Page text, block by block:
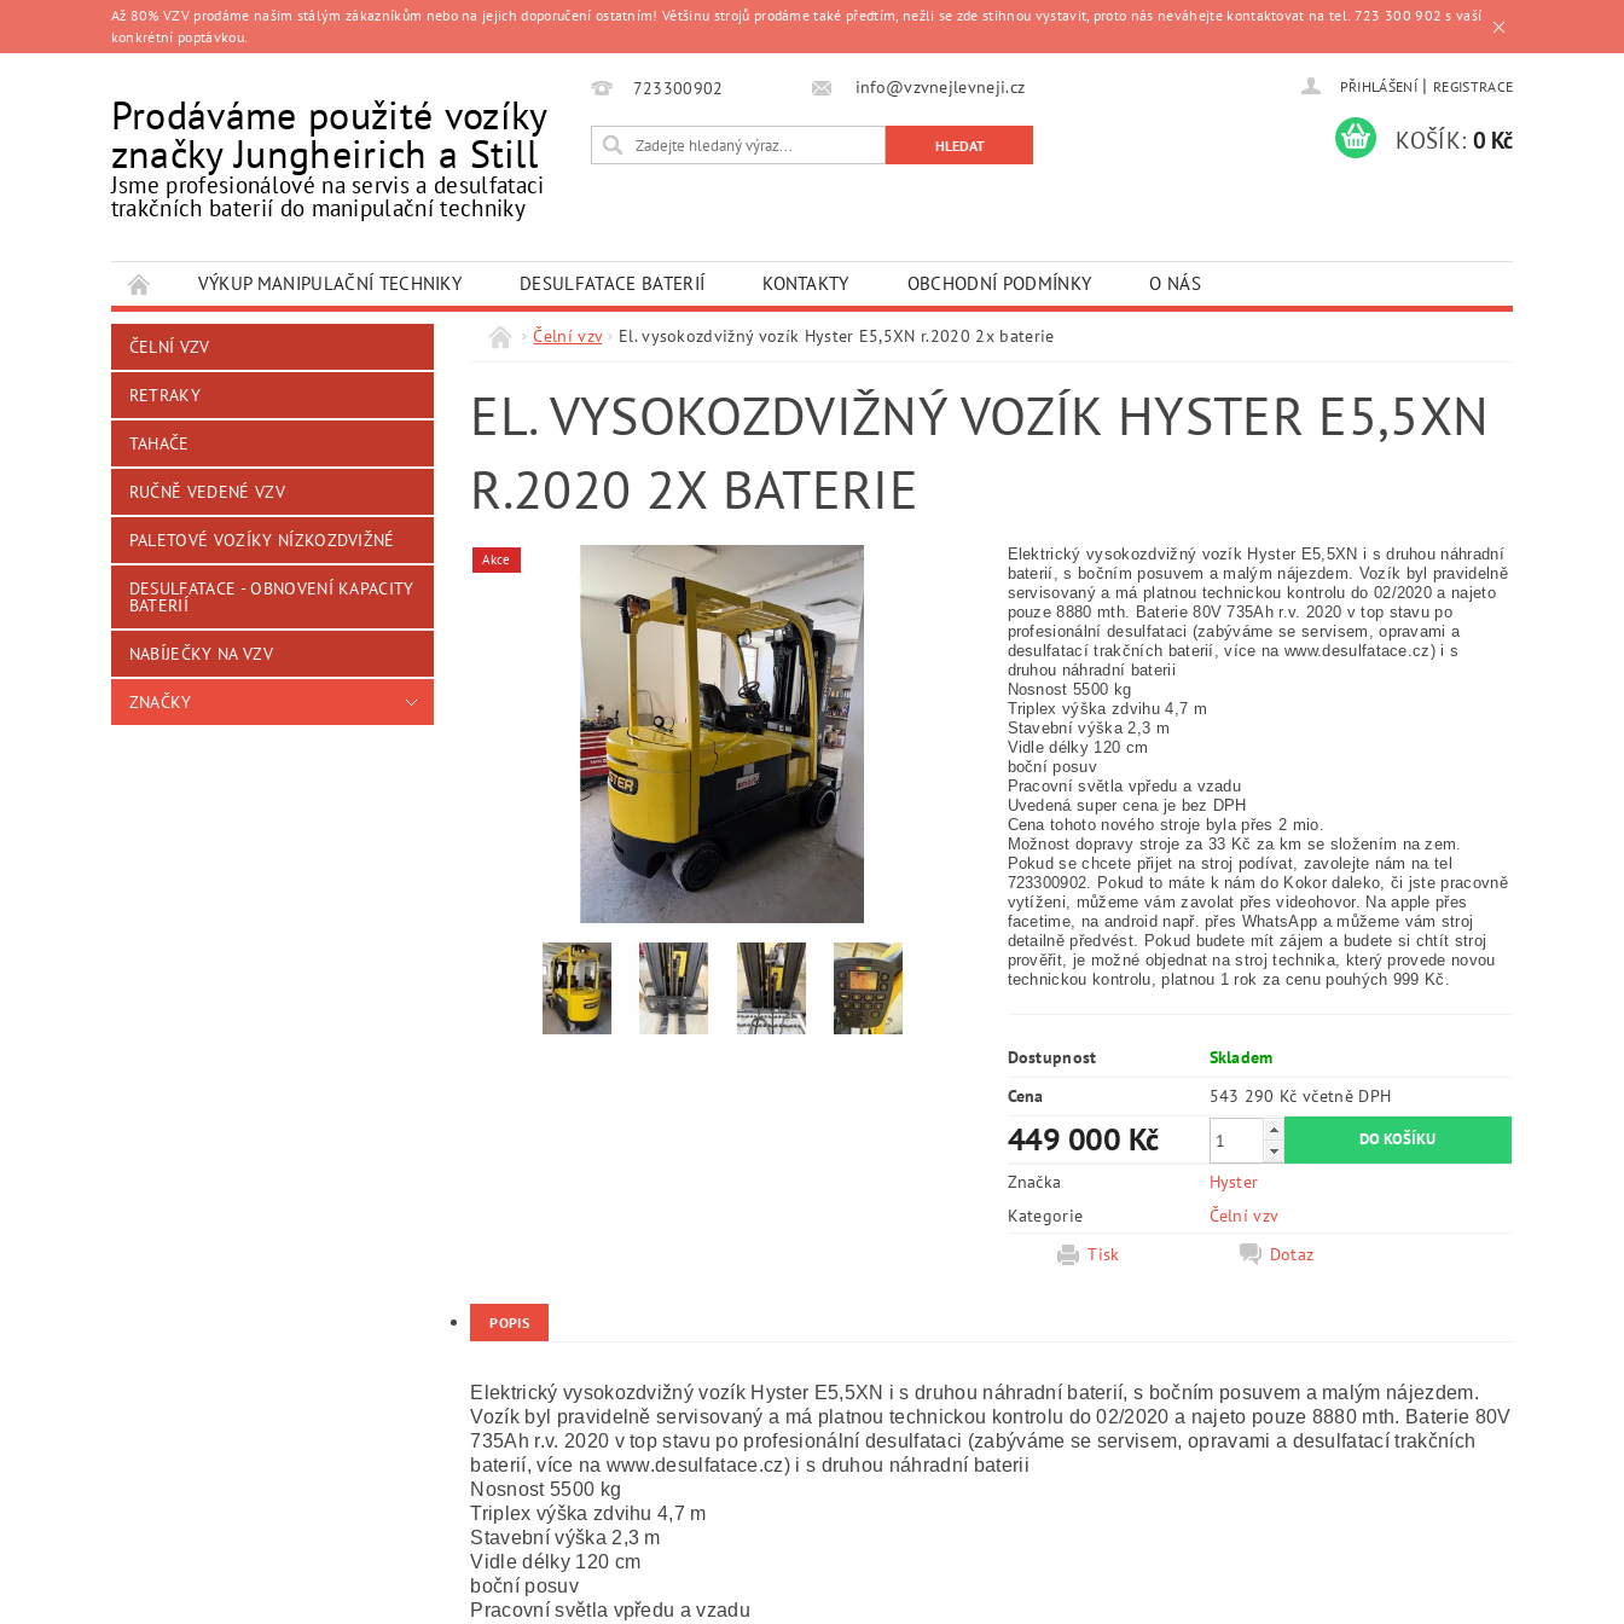
Až 80% VZV prodáme našim stálým zákazníkům nebo na jejich doporučení ostatním! Většinu strojů prodáme také předtím, nežli se zde stihnou vystavit, proto nás neváhejte kontaktovat na tel. 723 300 902 s vaší
konkrétní poptávkou.
Prodáváme použité vozíky
značky Jungheirich a Still
Jsme profesionálové na servis a desulfataci
trakčních baterií do manipulační techniky
723300902 info@vzvnejlevneji.cz PŘIHLÁŠENÍ | REGISTRACE
KOŠÍK: 0 Kč
VÝKUP MANIPULAČNÍ TECHNIKY DESULFATACE BATERIÍ KONTAKTY OBCHODNÍ PODMÍNKY O NÁS
ČELNÍ VZV
RETRAKY
TAHAČE
RUČNĚ VEDENÉ VZV
PALETOVÉ VOZÍKY NÍZKOZDVIŽNÉ
DESULFATACE - OBNOVENÍ KAPACITY
BATERIÍ
NABÍJEČKY NA VZV
ZNAČKY
Čelní vzv El. vysokozdvižný vozík Hyster E5,5XN r.2020 2x baterie
EL. VYSOKOZDVIŽNÝ VOZÍK HYSTER E5,5XN
R.2020 2X BATERIE
Akce
Elektrický vysokozdvižný vozík Hyster E5,5XN i s druhou náhradní
baterií, s bočním posuvem a malým nájezdem. Vozík byl pravidelně
servisovaný a má platnou technickou kontrolu do 02/2020 a najeto
pouze 8880 mth. Baterie 80V 735Ah r.v. 2020 v top stavu po
profesionální desulfataci (zabýváme se servisem, opravami a
desulfatací trakčních baterií, více na www.desulfatace.cz) i s
druhou náhradní baterii
Nosnost 5500 kg
Triplex výška zdvihu 4,7 m
Stavební výška 2,3 m
Vidle délky 120 cm
boční posuv
Pracovní světla vpředu a vzadu
Uvedená super cena je bez DPH
Cena tohoto nového stroje byla přes 2 mio.
Možnost dopravy stroje za 33 Kč za km se složením na zem.
Pokud se chcete přijet na stroj podívat, zavolejte nám na tel
723300902. Pokud to máte k nám do Kokor daleko, či jste pracovně
vytíženi, můžeme vám zavolat přes videohovor. Na apple přes
facetime, na android např. přes WhatsApp a můžeme vám stroj
detailně předvést. Pokud budete mít zájem a budete si chtít stroj
prověřit, je možné objednat na stroj technika, který provede novou
technickou kontrolu, platnou 1 rok za cenu pouhých 999 Kč.
Dostupnost
Skladem
Cena
543 290 Kč včetně DPH
449 000 Kč
Značka
Hyster
Kategorie
Čelní vzv
Tisk
Dotaz
POPIS
Elektrický vysokozdvižný vozík Hyster E5,5XN i s druhou náhradní baterií, s bočním posuvem a malým nájezdem.
Vozík byl pravidelně servisovaný a má platnou technickou kontrolu do 02/2020 a najeto pouze 8880 mth. Baterie 80V
735Ah r.v. 2020 v top stavu po profesionální desulfataci (zabýváme se servisem, opravami a desulfatací trakčních
baterií, více na www.desulfatace.cz) i s druhou náhradní baterii
Nosnost 5500 kg
Triplex výška zdvihu 4,7 m
Stavební výška 2,3 m
Vidle délky 120 cm
boční posuv
Pracovní světla vpředu a vzadu